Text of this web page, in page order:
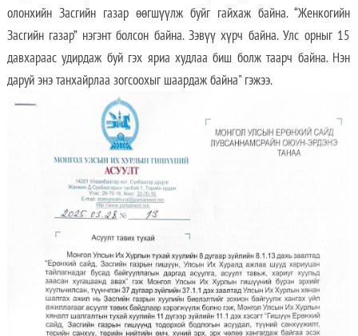
олонхийн Засгийн газар өөгшүүлж буйг гайхаж байна. “Женкогийн
Засгийн газар” нэгэнт болсон байна. Зэвүү хүрч байна. Улс орныг 15
давхараас удирдаж буй гэх яриа худлаа биш болж таарч байна. Нэн
даруй энэ танхайрлаа зогсоохыг шаардаж байна" гэжээ.